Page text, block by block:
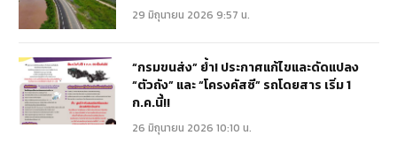
29 มิถุนายน 2026 9:57 น.
“กรมขนส่ง” ย้ำ! ประกาศแก้ไขและดัดแปลง
“ตัวถัง” และ “โครงคัสซี” รถโดยสาร เริ่ม 1
ก.ค.นี้!!
26 มิถุนายน 2026 10:10 น.